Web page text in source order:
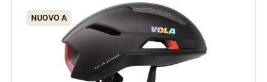
NUOVO A